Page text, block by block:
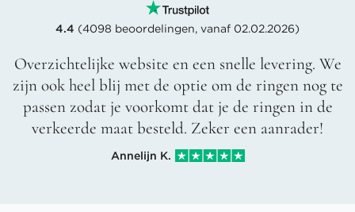
4.4 (4098 beoordelingen, vanaf 02.02.2026)
Overzichtelijke website en een snelle levering. We
zijn ook heel blij met de optie om de ringen nog te
passen zodat je voorkomt dat je de ringen in de
verkeerde maat besteld. Zeker een aanrader!
Annelijn K.